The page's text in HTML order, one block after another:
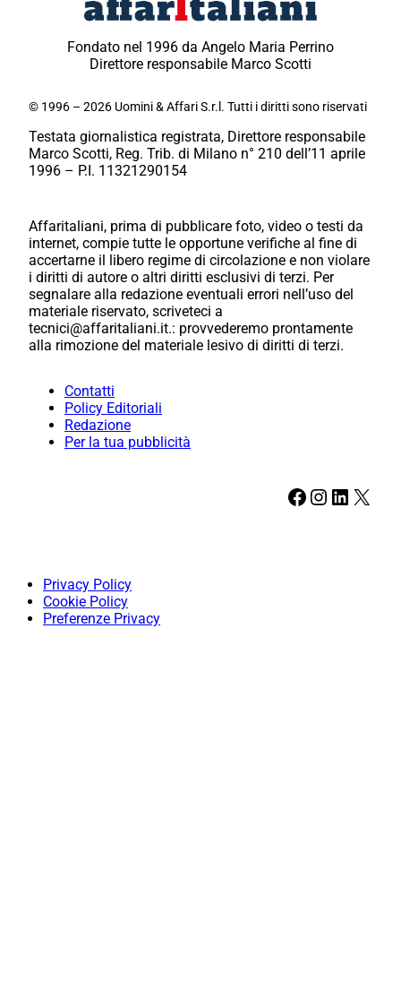
Fondato nel 1996 da Angelo Maria Perrino
Direttore responsabile Marco Scotti
© 1996 – 2026 Uomini & Affari S.r.l. Tutti i diritti sono riservati
Testata giornalistica registrata, Direttore responsabile
Marco Scotti, Reg. Trib. di Milano n° 210 dell’11 aprile
1996 – P.I. 11321290154
Affaritaliani, prima di pubblicare foto, video o testi da
internet, compie tutte le opportune verifiche al fine di
accertarne il libero regime di circolazione e non violare
i diritti di autore o altri diritti esclusivi di terzi. Per
segnalare alla redazione eventuali errori nell’uso del
materiale riservato, scriveteci a
tecnici@affaritaliani.it.: provvederemo prontamente
alla rimozione del materiale lesivo di diritti di terzi.
Contatti
Policy Editoriali
Redazione
Per la tua pubblicità
Facebook Instagram LinkedIn X
Privacy Policy
Cookie Policy
Preferenze Privacy